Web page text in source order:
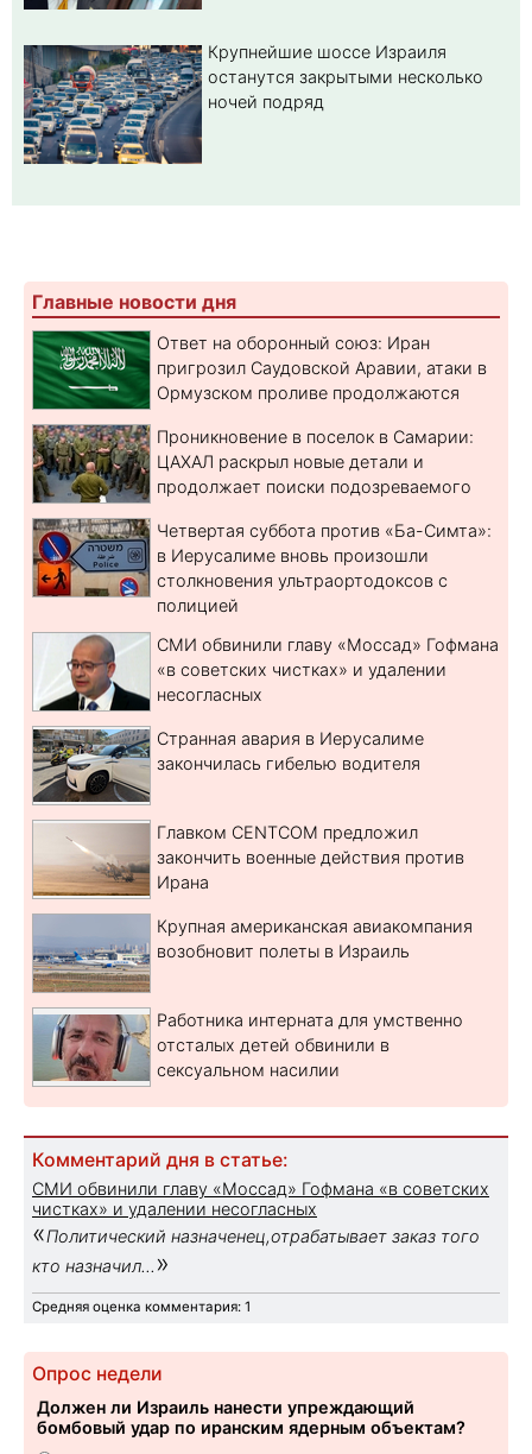
Крупнейшие шоссе Израиля
останутся закрытыми несколько
ночей подряд
Главные новости дня
Ответ на оборонный союз: Иран
пригрозил Саудовской Аравии, атаки в
Ормузском проливе продолжаются
Проникновение в поселок в Самарии:
ЦАХАЛ раскрыл новые детали и
продолжает поиски подозреваемого
Четвертая суббота против «Ба-Симта»:
в Иерусалиме вновь произошли
столкновения ультраортодоксов с
полицией
СМИ обвинили главу «Моссад» Гофмана
«в советских чистках» и удалении
несогласных
Странная авария в Иерусалиме
закончилась гибелью водителя
Главком CENTCOM предложил
закончить военные действия против
Ирана
Крупная американская авиакомпания
возобновит полеты в Израиль
Работника интерната для умственно
отсталых детей обвинили в
сексуальном насилии
Комментарий дня в статье:
СМИ обвинили главу «Моссад» Гофмана «в советских
чистках» и удалении несогласных
«Политический назначенец,отрабатывает заказ того
кто назначил... »
Средняя оценка комментария: 1
Опрос недели
Должен ли Израиль нанести упреждающий
бомбовый удар по иранским ядерным объектам?